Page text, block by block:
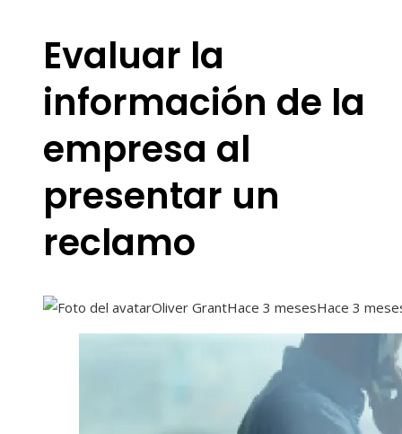
Evaluar la
información de la
empresa al
presentar un
reclamo
Oliver GrantHace 3 mesesHace 3